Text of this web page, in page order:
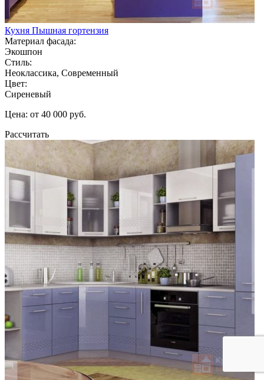
Кухня Пышная гортензия
Материал фасада:
Экошпон
Стиль:
Неоклассика, Современный
Цвет:
Сиреневый
Цена: от 40 000 руб.
Рассчитать